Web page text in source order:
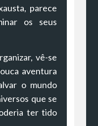
parece
os seus
vê-se
aventura
o mundo
que se
ter tido